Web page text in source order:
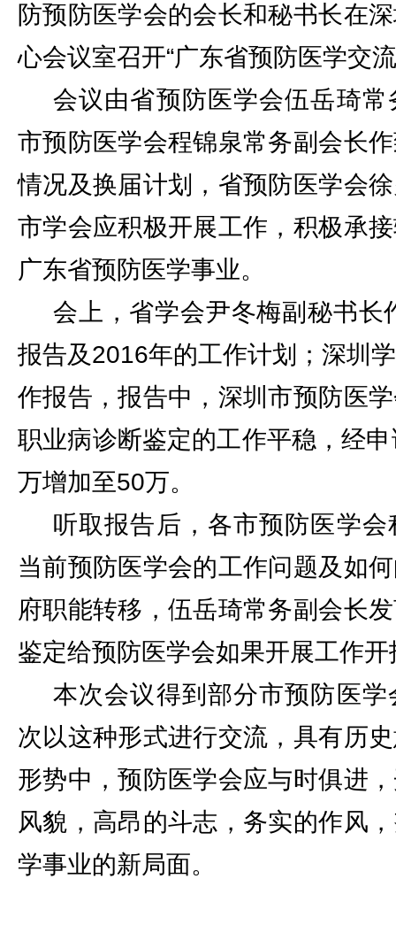
防预防医学会的会长和秘书长在
心会议室召开“广东省预防医学交
会议由省预防医学会伍岳琦
市预防医学会程锦泉常务副会长
情况及换届计划，省预防医学会
市学会应积极开展工作，积极承
广东省预防医学事业。
会上，省学会尹冬梅副秘书长
报告及2016年的工作计划；深圳
作报告，报告中，深圳市预防医
职业病诊断鉴定的工作平稳，经
万增加至50万。
听取报告后，各市预防医学
当前预防医学会的工作问题及如
府职能转移，伍岳琦常务副会长
鉴定给预防医学会如果开展工作
本次会议得到部分市预防医
次以这种形式进行交流，具有历
形势中，预防医学会应与时俱进
风貌，高昂的斗志，务实的作风
学事业的新局面。